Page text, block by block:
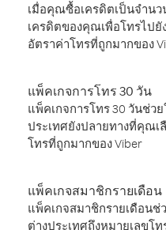
เมื่อคุณซื้อเครดิตเป็นจำนว
เครดิตของคุณเพื่อโทรไปยั
อัตราค่าโทรที่ถูกมากของ
แพ็คเกจการโทร 30 วัน
แพ็คเกจการโทร 30 วันช่ว
ประเทศยังปลายทางที่คุณเ
โทรที่ถูกมากของ Viber
แพ็คเกจสมาชิกรายเดือน
แพ็คเกจสมาชิกรายเดือน
ต่างประเทศถึงหมายเลข